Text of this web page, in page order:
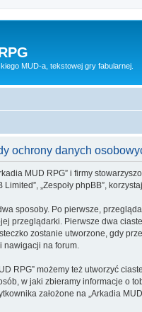
MUD-a, tekstowej gry fabularnej.
ochrony danych
MUD RPG” i firmy
Limited”, „Zespoły phpBB”,
sposoby. Po pierwsze,
przeglądarki. Pierwsze dwa
zostanie utworzone, gdy
nawigacji na forum.
RPG” możemy też utworzyć
w jaki zbieramy informacje o
założone na „Arkadia